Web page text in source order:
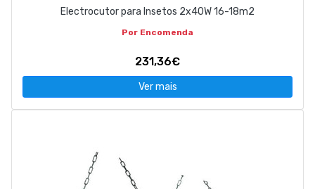
Electrocutor para Insetos 2x40W 16-18m2
Por Encomenda
231,36€
Ver mais